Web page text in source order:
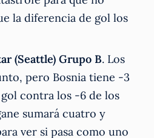
la diferencia de gol los
(Seattle) Grupo B. Los
pero Bosnia tiene -3
contra los -6 de los
sumará cuatro y
ver si pasa como uno